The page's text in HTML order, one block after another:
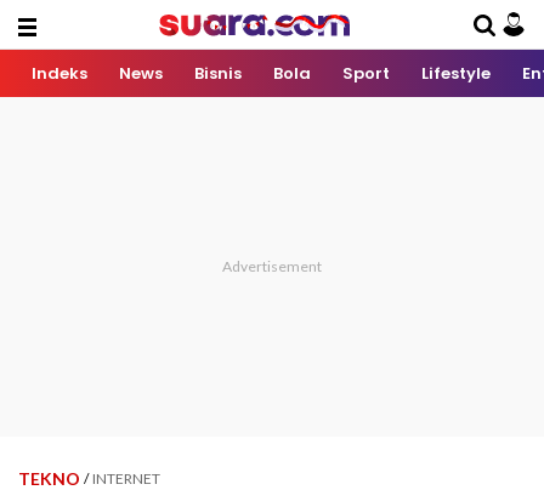
Indeks News Bisnis Bola Sport Lifestyle
TEKNO / INTERNET